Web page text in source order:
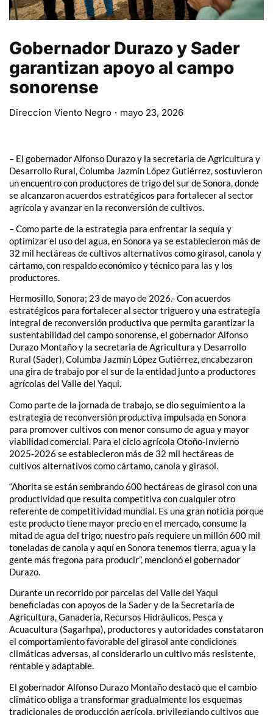
Gobernador Durazo y Sader
garantizan apoyo al campo
sonorense
Direccion Viento Negro mayo 23, 2026
– El gobernador Alfonso Durazo y la secretaria de Agricultura y
Desarrollo Rural, Columba Jazmín López Gutiérrez, sostuvieron
un encuentro con productores de trigo del sur de Sonora, donde
se alcanzaron acuerdos estratégicos para fortalecer al sector
agrícola y avanzar en la reconversión de cultivos.
– Como parte de la estrategia para enfrentar la sequía y
optimizar el uso del agua, en Sonora ya se establecieron más de
32 mil hectáreas de cultivos alternativos como girasol, canola y
cártamo, con respaldo económico y técnico para las y los
productores.
Hermosillo, Sonora; 23 de mayo de 2026.- Con acuerdos
estratégicos para fortalecer al sector triguero y una estrategia
integral de reconversión productiva que permita garantizar la
sustentabilidad del campo sonorense, el gobernador Alfonso
Durazo Montaño y la secretaria de Agricultura y Desarrollo
Rural (Sader), Columba Jazmín López Gutiérrez, encabezaron
una gira de trabajo por el sur de la entidad junto a productores
agrícolas del Valle del Yaqui.
Como parte de la jornada de trabajo, se dio seguimiento a la
estrategia de reconversión productiva impulsada en Sonora
para promover cultivos con menor consumo de agua y mayor
viabilidad comercial. Para el ciclo agrícola Otoño-Invierno
2025-2026 se establecieron más de 32 mil hectáreas de
cultivos alternativos como cártamo, canola y girasol.
“Ahorita se están sembrando 600 hectáreas de girasol con una
productividad que resulta competitiva con cualquier otro
referente de competitividad mundial. Es una gran noticia porque
este producto tiene mayor precio en el mercado, consume la
mitad de agua del trigo; nuestro país requiere un millón 600 mil
toneladas de canola y aquí en Sonora tenemos tierra, agua y la
gente más fregona para producir”, mencionó el gobernador
Durazo.
Durante un recorrido por parcelas del Valle del Yaqui
beneficiadas con apoyos de la Sader y de la Secretaría de
Agricultura, Ganadería, Recursos Hidráulicos, Pesca y
Acuacultura (Sagarhpa), productores y autoridades constataron
el comportamiento favorable del girasol ante condiciones
climáticas adversas, al considerarlo un cultivo más resistente,
rentable y adaptable.
El gobernador Alfonso Durazo Montaño destacó que el cambio
climático obliga a transformar gradualmente los esquemas
tradicionales de producción agrícola, privilegiando cultivos que